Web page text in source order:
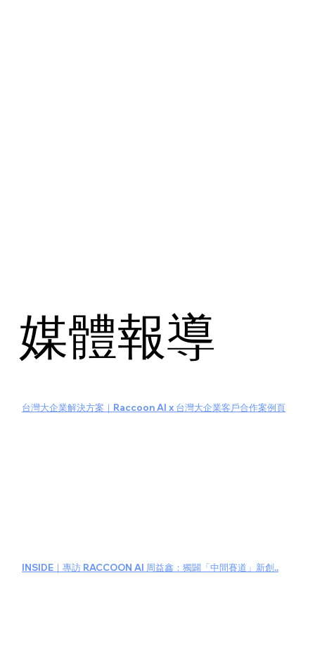
媒體報導
台灣大企業解決方案｜Raccoon AI x 台灣大企業客戶合作案例頁
INSIDE｜專訪 RACCOON AI 周益鑫：獨闢「中間賽道」新創..